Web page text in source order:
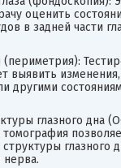
оценить
в задней части
выявить
другими
глазного дна
томография
структуры глазного
нерва.